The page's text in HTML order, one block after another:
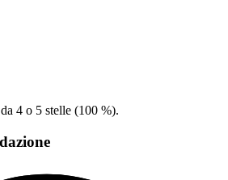
4 o 5 stelle (100 %).